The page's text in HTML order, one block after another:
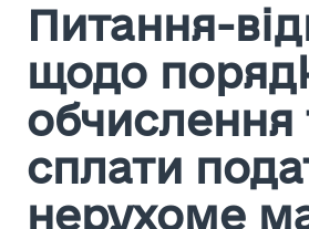
Питання-
щодо
обчислення
сплати
нерухоме